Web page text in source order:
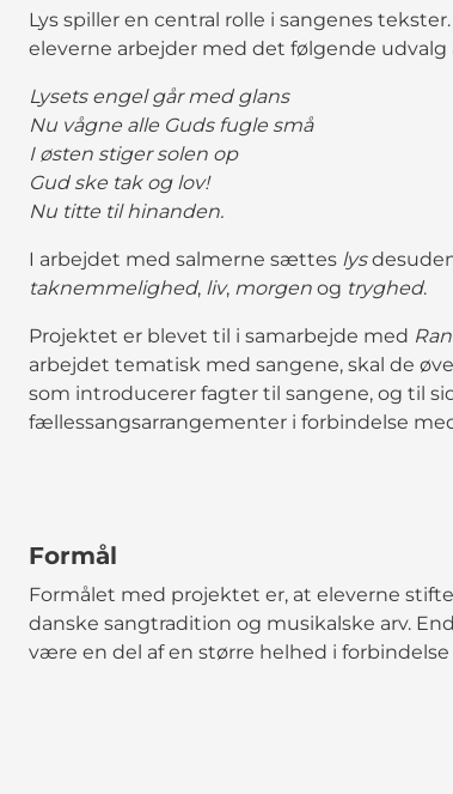
Lys spiller en central rolle i sangenes
eleverne arbejder med det følgende udvalg
Lysets engel går med glans
Nu vågne alle Guds fugle små
I østen stiger solen op
Gud ske tak og lov!
Nu titte til hinanden.
I arbejdet med salmerne sættes lys
taknemmelighed, liv, morgen og tryghed.
Projektet er blevet til i samarbejde med
arbejdet tematisk med sangene, skal de
som introducerer fagter til sangene, og til
fællessangsarrangementer i forbindelse
Formål
Formålet med projektet er, at eleverne
danske sangtradition og musikalske arv.
være en del af en større helhed i